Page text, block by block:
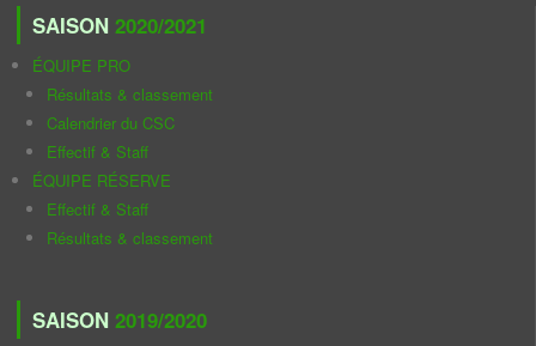
SAISON 2020/2021
ÉQUIPE PRO
Résultats & classement
Calendrier du CSC
Effectif & Staff
ÉQUIPE RÉSERVE
Effectif & Staff
Résultats & classement
SAISON 2019/2020